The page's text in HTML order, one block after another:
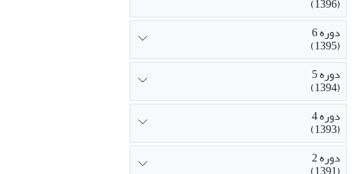
(1396)
دوره 6
(1395)
دوره 5
(1394)
دوره 4
(1393)
دوره 2